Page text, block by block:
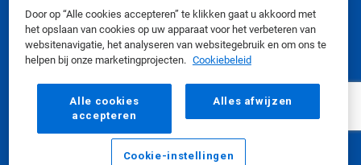
Door op “Alle cookies accepteren” te klikken gaat u akkoord met
het opslaan van cookies op uw apparaat voor het verbeteren van
websitenavigatie, het analyseren van websitegebruik en om ons te
helpen bij onze marketingprojecten. Cookiebeleid
Alle cookies
accepteren
Alles afwijzen
Cookie-instellingen
Veiligheidsinformatiebladen|Privacybeleid|
Gebruiksvoorwaarden